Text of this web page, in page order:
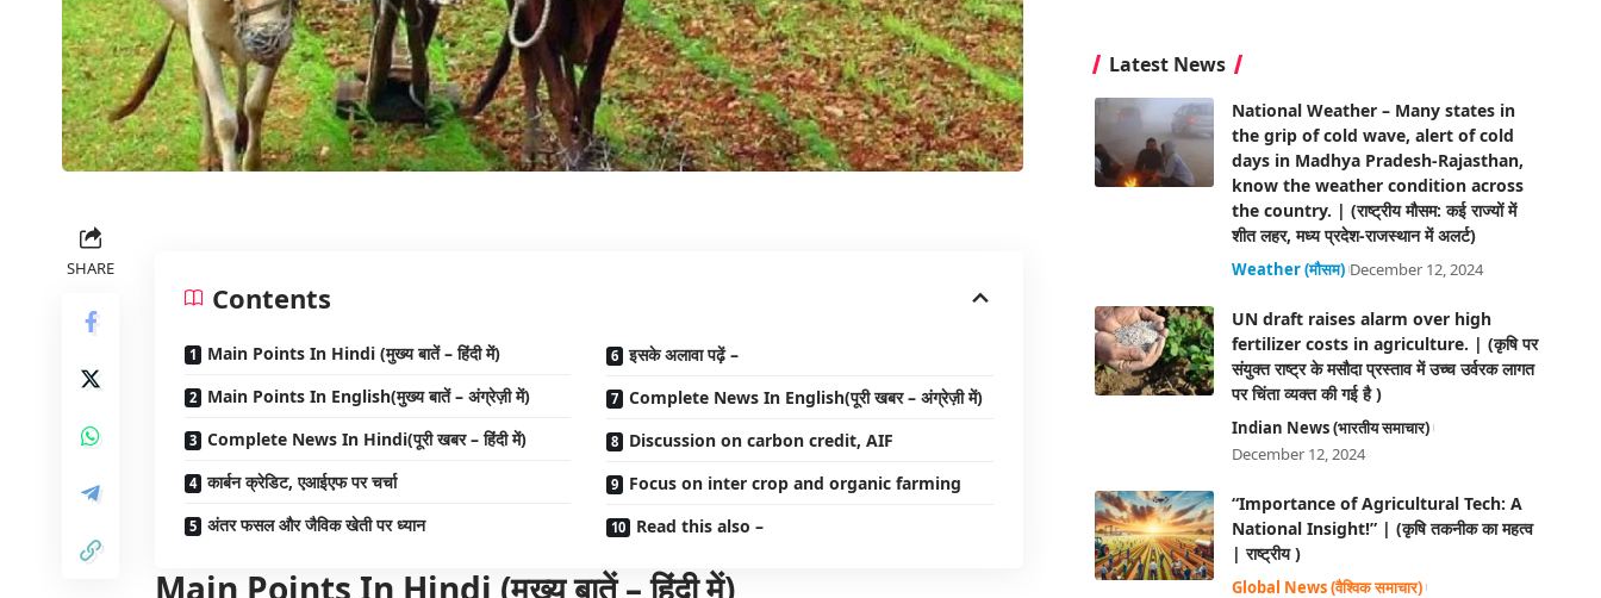
SHARE
Contents
Main Points In Hindi (मुख्य बातें – हिंदी में)
Main Points In English(मुख्य बातें – अंग्रेज़ी में)
Complete News In Hindi(पूरी खबर – हिंदी में)
कार्बन क्रेडिट, एआईएफ पर चर्चा
अंतर फसल और जैविक खेती पर ध्यान
इसके अलावा पढ़ें –
Complete News In English(पूरी खबर – अंग्रेज़ी में)
Discussion on carbon credit, AIF
Focus on inter crop and organic farming
Read this also –
Main Points In Hindi (मुख्य बातें – हिंदी में)
Latest News
National Weather – Many states in
the grip of cold wave, alert of cold
days in Madhya Pradesh-Rajasthan,
know the weather condition across
the country. | (राष्ट्रीय मौसम: कई राज्यों में
शीत लहर, मध्य प्रदेश-राजस्थान में अलर्ट)
Weather (मौसम) December 12, 2024
UN draft raises alarm over high
fertilizer costs in agriculture. | (कृषि पर
संयुक्त राष्ट्र के मसौदा प्रस्ताव में उच्च उर्वरक लागत
पर चिंता व्यक्त की गई है )
Indian News (भारतीय समाचार)
December 12, 2024
“Importance of Agricultural Tech: A
National Insight!” | (कृषि तकनीक का महत्व
| राष्ट्रीय )
Global News (वैश्विक समाचार)